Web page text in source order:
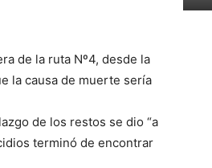
de la ruta Nº4, desde la
la causa de muerte sería
de los restos se dio “a
terminó de encontrar